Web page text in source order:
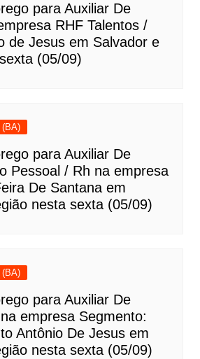
para Auxiliar De
RHF Talentos /
de Jesus em Salvador e
(05/09)
(BA)
para Auxiliar De
Pessoal / Rh na empresa
De Santana em
nesta sexta (05/09)
(BA)
para Auxiliar De
empresa Segmento:
Antônio De Jesus em
nesta sexta (05/09)